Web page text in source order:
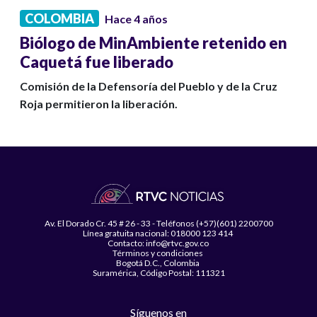
COLOMBIA Hace 4 años
Biólogo de MinAmbiente retenido en
Caquetá fue liberado
Comisión de la Defensoría del Pueblo y de la Cruz
Roja permitieron la liberación.
Av. El Dorado Cr. 45 # 26 - 33 - Teléfonos (+57)(601) 2200700
Línea gratuita nacional: 018000 123 414
Contacto: info@rtvc.gov.co
Términos y condiciones
Bogotá D.C., Colombia
Suramérica, Código Postal: 111321
Síguenos en